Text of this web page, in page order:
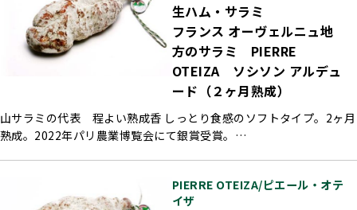
生ハム・サラミ
フランス オーヴェルニュ地
方のサラミ PIERRE
OTEIZA ソシソン アルデュ
ード（２ヶ月熟成）
山サラミの代表 程よい熟成香 しっとり食感のソフトタイプ。2ヶ月
熟成。2022年パリ農業博覧会にて銀賞受賞。…
PIERRE OTEIZA/ピエール・オテ
イザ